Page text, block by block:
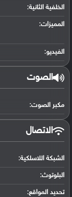
الخلفية الثانية:
المميزات:
الفيديو:
الصوت
مكبر الصوت:
الاتصال
الشبكة اللاسلكية:
البلوتوث:
تحديد المواقع: